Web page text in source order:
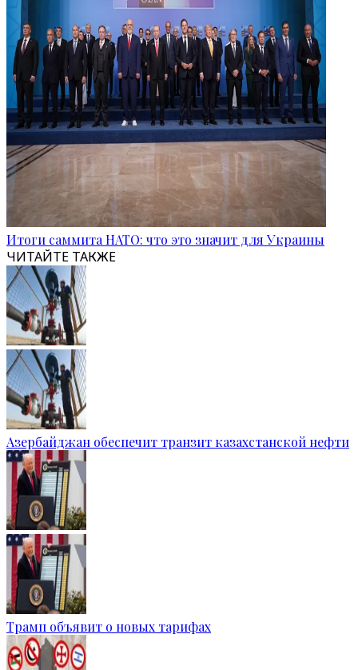
Итоги саммита НАТО: что это значит для Украины
ЧИТАЙТЕ ТАКЖЕ
Азербайджан обеспечит транзит казахстанской нефти
Трамп объявит о новых тарифах